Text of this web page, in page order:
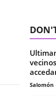
Salomón